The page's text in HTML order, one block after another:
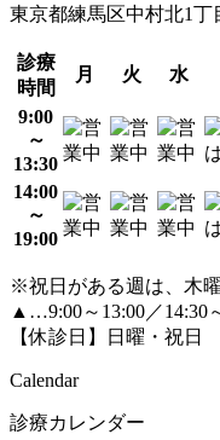
東京都練馬区中村北1丁
診療
時間
月 火 水
9:00
～
13:30
14:00
～
19:00
※祝日がある週は、木曜
▲…9:00～13:00／14:30
【休診日】日曜・祝日
Calendar
診療カレンダー